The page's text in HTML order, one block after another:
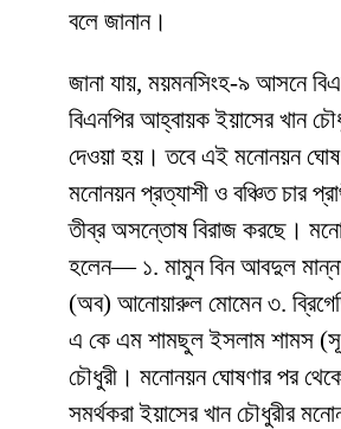
বলে জানান।
জানা যায়, ময়মনসিংহ-৯ আসনে
বিএনপির আহ্বায়ক ইয়াসের খান
দেওয়া হয়। তবে এই মনোনয়ন
মনোনয়ন প্রত্যাশী ও বঞ্চিত চার
তীব্র অসন্তোষ বিরাজ করছে।
হলেন— ১. মামুন বিন আবদুল
(অব) আনোয়ারুল মোমেন ৩.
এ কে এম শামছুল ইসলাম শামস
চৌধুরী। মনোনয়ন ঘোষণার পর
সমর্থকরা ইয়াসের খান চৌধুরীর